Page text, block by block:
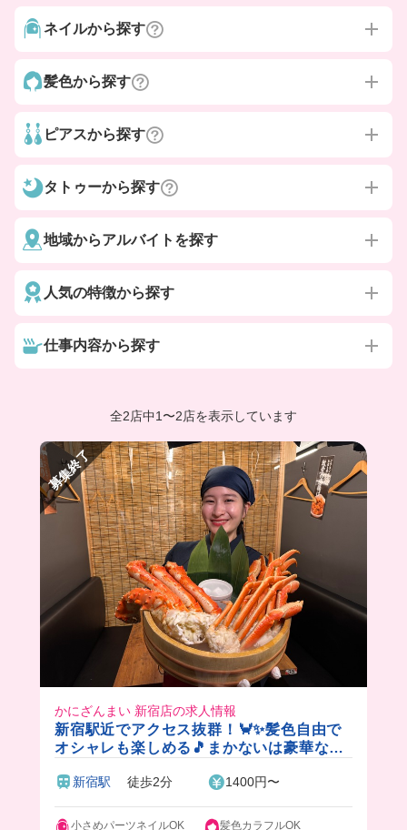
ネイルから探す
髪色から探す
ピアスから探す
タトゥーから探す
地域からアルバイトを探す
人気の特徴から探す
仕事内容から探す
全2店中1 〜2店を表示しています
募集終了
かにざんまい 新宿店の求人情報
新宿駅近でアクセス抜群！🦀✨髪色自由で
オシャレも楽しめる🎵まかないは豪華な海
新宿駅 徒歩2分 1400円〜
小さめパーツネイルOK
髪色カラフルOK